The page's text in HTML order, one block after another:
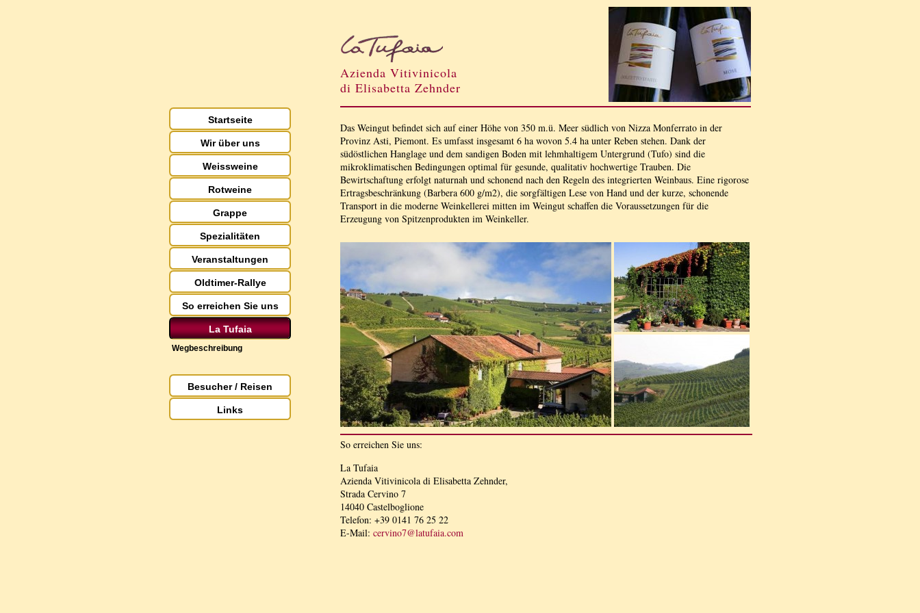
Azienda Vitivinicola
di Elisabetta Zehnder
Startseite
Wir über uns
Weissweine
Rotweine
Grappe
Spezialitäten
Veranstaltungen
Oldtimer-Rallye
So erreichen Sie uns
La Tufaia
Wegbeschreibung
Besucher / Reisen
Links
Das Weingut befindet sich auf einer Höhe von 350 m.ü. Meer südlich von Nizza Monferrato in der
Provinz Asti, Piemont. Es umfasst insgesamt 6 ha wovon 5.4 ha unter Reben stehen. Dank der
südöstlichen Hanglage und dem sandigen Boden mit lehmhaltigem Untergrund (Tufo) sind die
mikroklimatischen Bedingungen optimal für gesunde, qualitativ hochwertige Trauben. Die
Bewirtschaftung erfolgt naturnah und schonend nach den Regeln des integrierten Weinbaus. Eine rigorose
Ertragsbeschränkung (Barbera 600 g/m2), die sorgfältigen Lese von Hand und der kurze, schonende
Transport in die moderne Weinkellerei mitten im Weingut schaffen die Voraussetzungen für die
Erzeugung von Spitzenprodukten im Weinkeller.
So erreichen Sie uns:
La Tufaia
Azienda Vitivinicola di Elisabetta Zehnder,
Strada Cervino 7
14040 Castelboglione
Telefon: +39 0141 76 25 22
E-Mail: cervino7@latufaia.com